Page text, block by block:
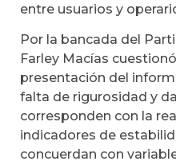
entre usuarios y
Por la bancada del
Farley Macías
presentación del
falta de rigurosidad y
corresponden con la
indicadores de
concuerdan con